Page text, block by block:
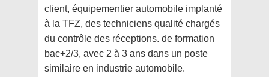
client, équipementier automobile implanté
à la TFZ, des techniciens qualité chargés
du contrôle des réceptions. de formation
bac+2/3, avec 2 à 3 ans dans un poste
similaire en industrie automobile.